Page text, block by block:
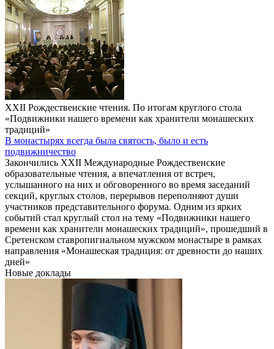
XXII Рождественские чтения. По итогам круглого стола
«Подвижники нашего времени как хранители монашеских
традиций»
В монастырях всегда была святость, было и есть
подвижничество
Закончились ХХII Международные Рождественские
образовательные чтения, а впечатления от встреч,
услышанного на них и обговоренного во время заседаний
секций, круглых столов, перерывов переполняют души
участников представительного форума. Одним из ярких
событий стал круглый стол на тему «Подвижники нашего
времени как хранители монашеских традиций», прошедший в
Сретенском ставропигиальном мужском монастыре в рамках
направления «Монашеская традиция: от древности до наших
дней»
Новые доклады